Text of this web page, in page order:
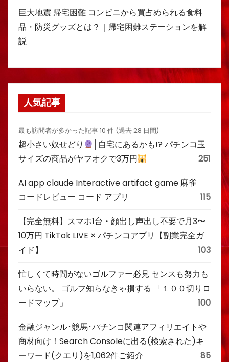
巨大地震 帰宅困難 コンビニから買占められる食料
品・防災グッズとは？｜帰宅困難ステーションを解
説
人気記事
最も訪問者が多かった記事 10 件 (過去 28 日間)
超小さい奴せどり
│自宅にあるかも!? パチンコ玉
サイズの商品がヤフオクで3万円
251
AI app claude Interactive artifact game 麻雀
コードレビュー コード アプリ
115
【完全無料】スマホ1台・顔出し声出し不要で月3〜
10万円 TikTok LIVE × パチンコアプリ【副業完全ガ
イド】
103
忙しくて時間がないゴルファー必見 センスも努力も
いらない。 ゴルフ知らなきゃ損する 「１００切りロ
ードマップ」
100
金融ジャンル･競馬･パチンコ関連アフィリエイトや
商材向け！Search Consoleに出る(検索された)キ
ーワード(クエリ)を1,062件ご紹介
85